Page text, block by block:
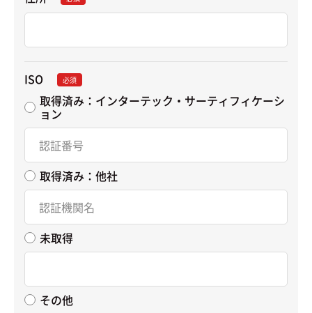
ISO 必須
取得済み：インターテック・サーティフィケーシ
ョン
取得済み：他社
未取得
その他